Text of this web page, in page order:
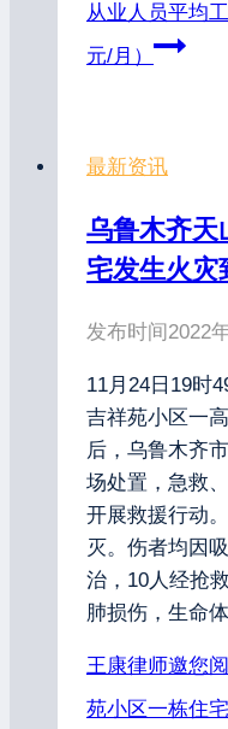
从业人员平均
元/月）
最新资讯
乌鲁木齐天
宅发生火灾
发布时间2022
11月24日19时
吉祥苑小区一
后，乌鲁木齐
场处置，急救
开展救援行动
灭。伤者均因
治，10人经抢
肺损伤，生命
王康律师邀您
苑小区一栋住